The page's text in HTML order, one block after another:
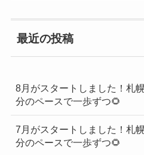
一
覧
最近の投稿
8月がスタートしました！札
分のペースで一歩ずつ🌻
7月がスタートしました！札
分のペースで一歩ずつ🌻